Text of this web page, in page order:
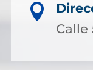

Calle